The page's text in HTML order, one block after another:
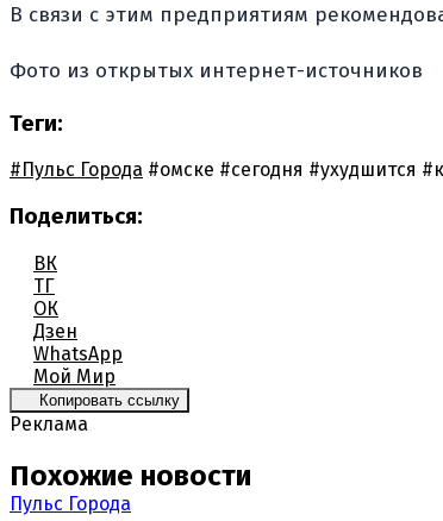
В связи с этим предприятиям
Фото из открытых интернет-источников
Теги:
#Пульс Города #омске #сегодня #ухудшится
Поделиться:
ВК
ТГ
ОК
Дзен
WhatsApp
Мой Мир
Копировать ссылку
Реклама
Похожие новости
Пульс Города